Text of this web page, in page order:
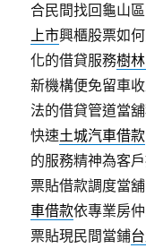
合民間找回龜山
上市興櫃股票如
化的借貸服務樹
新機構便免留車
法的借貸管道當
快速土城汽車借款
的服務精神為客
票貼借款調度當
車借款依專業房
票貼現民間當鋪